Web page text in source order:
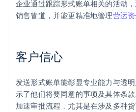
企业通过跟踪形式账单相关的活动
销售管道，并能更精准地管理营运
客户信心
发送形式账单能彰显专业能力与透
示了他们将要同意的事项及具体条
加速审批流程，尤其是在涉及多种